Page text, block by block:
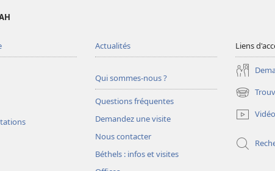
Actualités
Qui sommes-nous ?
Questions fréquentes
Demandez une visite
Nous contacter
Béthels : infos et visites
Liens
(ouvre
une
nouvelle